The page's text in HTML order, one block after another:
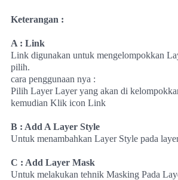
Keterangan :
A : Link
Link digunakan untuk mengelompokkan
pilih.
cara penggunaan nya :
Pilih Layer Layer yang akan di
kemudian Klik icon Link
B : Add A Layer Style
Untuk menambahkan Layer Style pada
C : Add Layer Mask
Untuk melakukan tehnik Masking Pada